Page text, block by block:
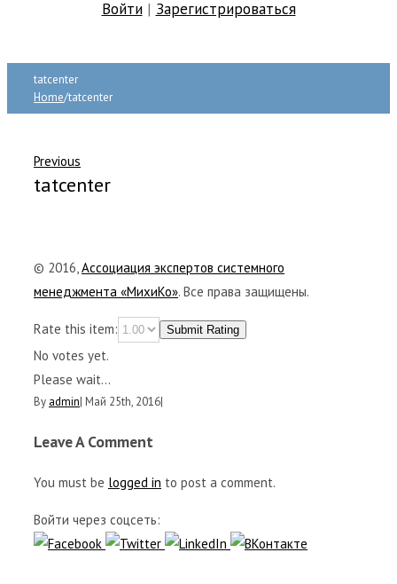
Войти| Зарегистрироваться
tatcenter
Home/tatcenter
Previous
tatcenter
© 2016,Ассоциация экспертов системного
менеджмента «МихиКо». Все права защищены.
Rate this item: Submit Rating
No votes yet.
Please wait...
By admin| Май 25th, 2016|
Leave A Comment
You must be logged in to post a comment.
Войти через соцсеть: